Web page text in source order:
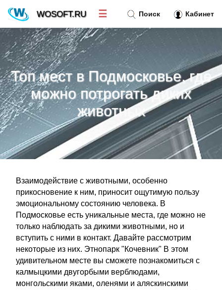
Топ мест в Подмосковье, где
можно потрогать диких
животных
Взаимодействие с животными, особенно
прикосновение к ним, приносит ощутимую пользу
эмоциональному состоянию человека. В
Подмосковье есть уникальные места, где можно не
только наблюдать за дикими животными, но и
вступить с ними в контакт. Давайте рассмотрим
некоторые из них. Этнопарк "Кочевник" В этом
удивительном месте вы сможете познакомиться с
калмыцкими двугорбыми верблюдами,
монгольскими яками, оленями и аляскинскими
Поиск Кабинет
WOSOFT.RU ☰
Новости»
Тренд новостей »
Рубрики »
Правила